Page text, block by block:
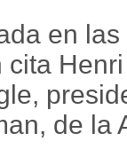
en
de la